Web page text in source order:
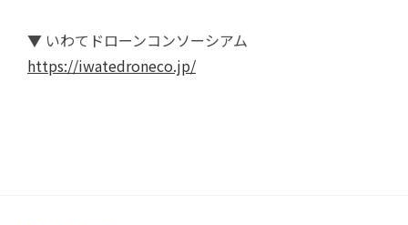
▼ いわてドローンコンソーシアム
https://iwatedroneco.jp/